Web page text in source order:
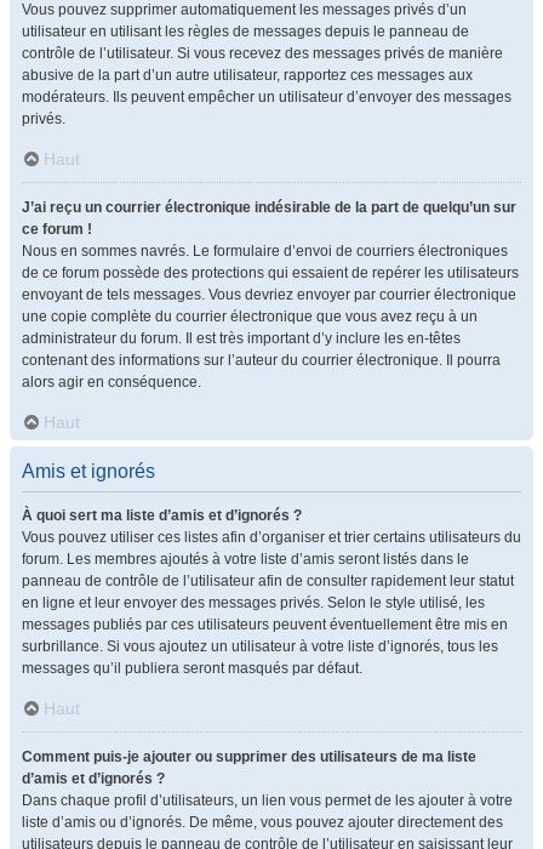
Vous pouvez supprimer automatiquement les messages privés d’un
utilisateur en utilisant les règles de messages depuis le panneau de
contrôle de l’utilisateur. Si vous recevez des messages privés de manière
abusive de la part d’un autre utilisateur, rapportez ces messages aux
modérateurs. Ils peuvent empêcher un utilisateur d’envoyer des messages
privés.
Haut
J’ai reçu un courrier électronique indésirable de la part de quelqu’un sur
ce forum !
Nous en sommes navrés. Le formulaire d’envoi de courriers électroniques
de ce forum possède des protections qui essaient de repérer les utilisateurs
envoyant de tels messages. Vous devriez envoyer par courrier électronique
une copie complète du courrier électronique que vous avez reçu à un
administrateur du forum. Il est très important d’y inclure les en-têtes
contenant des informations sur l’auteur du courrier électronique. Il pourra
alors agir en conséquence.
Haut
Amis et ignorés
À quoi sert ma liste d’amis et d’ignorés ?
Vous pouvez utiliser ces listes afin d’organiser et trier certains utilisateurs du
forum. Les membres ajoutés à votre liste d’amis seront listés dans le
panneau de contrôle de l’utilisateur afin de consulter rapidement leur statut
en ligne et leur envoyer des messages privés. Selon le style utilisé, les
messages publiés par ces utilisateurs peuvent éventuellement être mis en
surbrillance. Si vous ajoutez un utilisateur à votre liste d’ignorés, tous les
messages qu’il publiera seront masqués par défaut.
Haut
Comment puis-je ajouter ou supprimer des utilisateurs de ma liste
d’amis et d’ignorés ?
Dans chaque profil d’utilisateurs, un lien vous permet de les ajouter à votre
liste d’amis ou d’ignorés. De même, vous pouvez ajouter directement des
utilisateurs depuis le panneau de contrôle de l’utilisateur en saisissant leur